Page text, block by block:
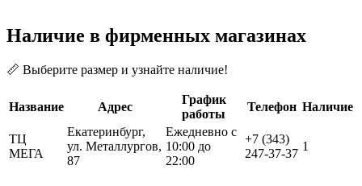
Наличие в фирменных магазинах
📏 Выберите размер и узнайте наличие!
Название Адрес
График
работы
Телефон Наличие
ТЦ
МЕГА
Екатеринбург,
ул. Металлургов,
87
Ежедневно с
10:00 до
22:00
+7 (343)
247-37-37
1